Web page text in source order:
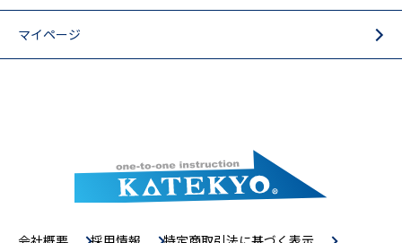
マイページ